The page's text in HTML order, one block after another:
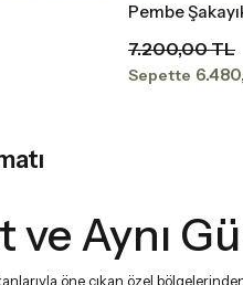
Pembe
7.200,00 TL
Sepette
Aynı
öne çıkan özel